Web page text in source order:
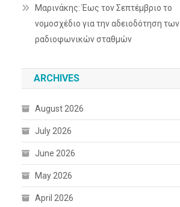
Μαρινάκης: Έως τον Σεπτέμβριο το
νομοσχέδιο για την αδειοδότηση των
ραδιοφωνικών σταθμών
ARCHIVES
August 2026
July 2026
June 2026
May 2026
April 2026